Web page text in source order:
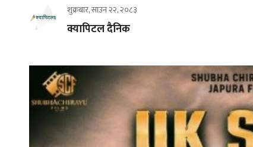
शुक्रबार, साउन २२, २०८३
क्यापिटल दैनिक